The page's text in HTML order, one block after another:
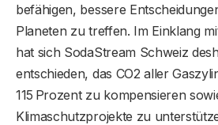
befähigen, bessere
Planeten zu treffen. Im Einklang
hat sich SodaStream Schweiz
entschieden, das CO2 aller
115 Prozent zu kompensieren
Klimaschutzprojekte zu